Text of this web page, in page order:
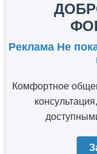
Реклама Не
Комфортное